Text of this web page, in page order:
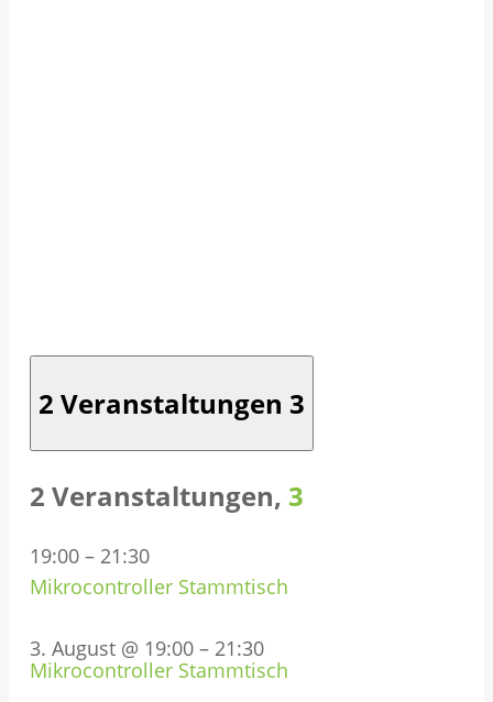
2 Veranstaltungen 3
2 Veranstaltungen, 3
19:00 – 21:30
Mikrocontroller Stammtisch
3. August @ 19:00 – 21:30
Mikrocontroller Stammtisch